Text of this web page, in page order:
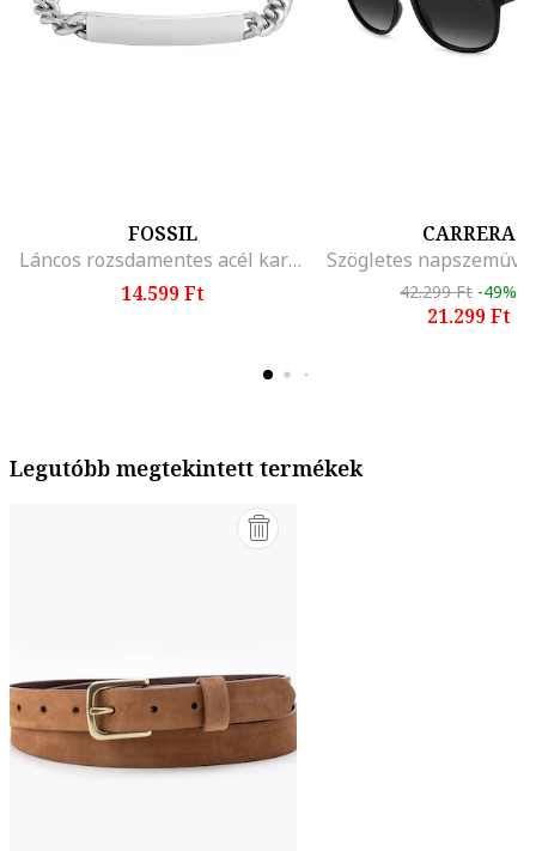
FOSSIL
Láncos rozsdamentes acél karkötő, Ezüstszín
14.599 Ft
CARRERA
Szögletes
42.299 Ft -49%
21.299 Ft
Legutóbb megtekintett termékek